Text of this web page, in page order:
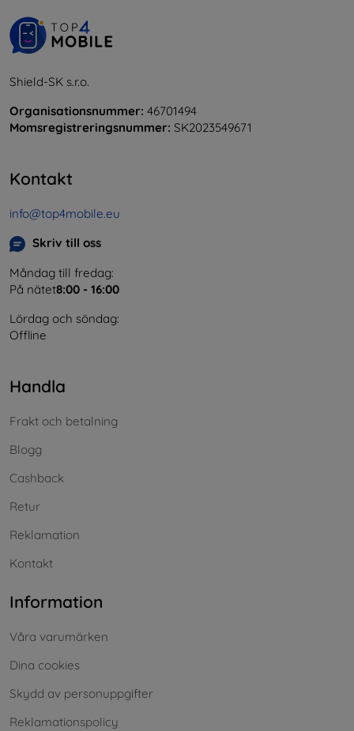
Shield-SK s.r.o.
Organisationsnummer: 46701494
Momsregistreringsnummer: SK2023549671
Kontakt
info@top4mobile.eu
Skriv till oss
Måndag till fredag:
På nätet8:00 - 16:00
Lördag och söndag:
Offline
Handla
Frakt och betalning
Blogg
Cashback
Retur
Reklamation
Kontakt
Information
Våra varumärken
Dina cookies
Skydd av personuppgifter
Reklamationspolicy